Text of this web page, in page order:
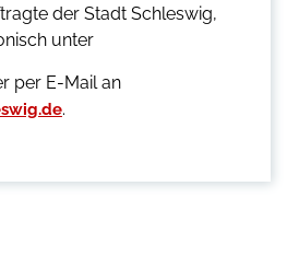
der Stadt Schleswig,
unter
per E-Mail an
.